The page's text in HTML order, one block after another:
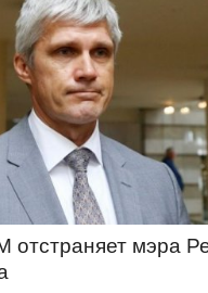
отстраняет мэра